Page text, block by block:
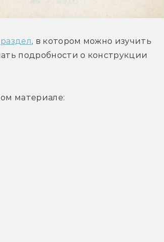
, в котором можно изучить
подробности о конструкции
материале: